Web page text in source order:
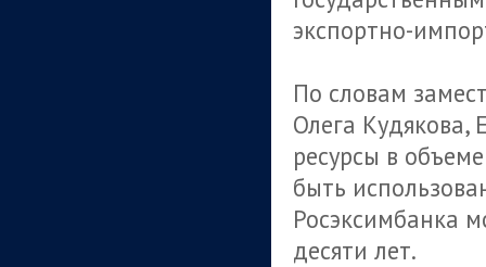
экспортно-
По словам
Олега
ресурсы в
быть
Росэксимбанка
десяти лет.